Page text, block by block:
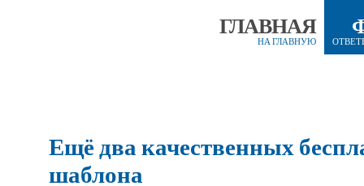
ГЛАВНАЯ
НА ГЛАВНУЮ
Ещё два качественных
шаблона